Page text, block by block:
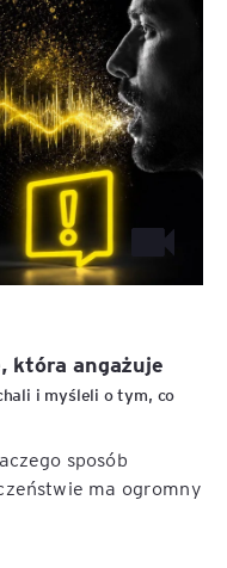
która angażuje
i myśleli o tym, co
sposób
ma ogromny